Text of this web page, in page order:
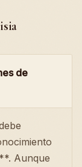
de
Aunque